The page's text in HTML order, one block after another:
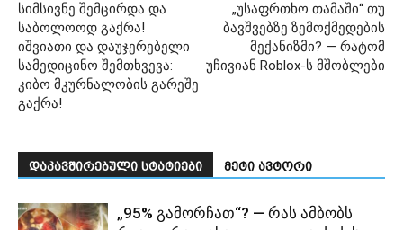
სიმსივნე შემცირდა და
საბოლოოდ გაქრა!
იშვიათი და დაუჯერებელი
სამედიცინო შემთხვევა:
კიბო მკურნალობის გარეშე
გაქრა!
„უსაფრთხო თამაში“ თუ
ბავშვებზე ზემოქმედების
მექანიზმი? — რატომ
უჩივიან Roblox-ს მშობლები
დაკავშირებული სტატიები მეტი ავტორი
„95% გამორჩათ“? — რას ამბობს